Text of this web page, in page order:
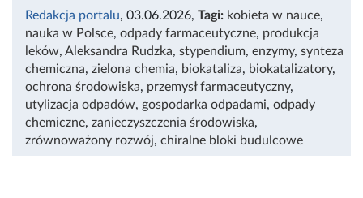
Redakcja portalu, 03.06.2026, Tagi: kobieta w nauce,
nauka w Polsce, odpady farmaceutyczne, produkcja
leków, Aleksandra Rudzka, stypendium, enzymy, synteza
chemiczna, zielona chemia, biokataliza, biokatalizatory,
ochrona środowiska, przemysł farmaceutyczny,
utylizacja odpadów, gospodarka odpadami, odpady
chemiczne, zanieczyszczenia środowiska,
zrównoważony rozwój, chiralne bloki budulcowe